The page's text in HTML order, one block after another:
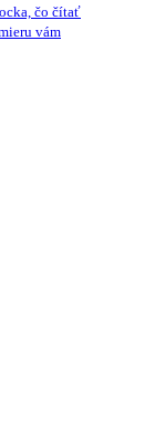
čo čítať
vám